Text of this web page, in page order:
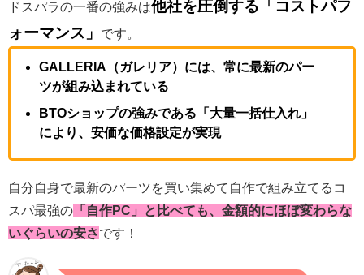
ドスパラの一番の強みは他社を圧倒する「コストパフ
ォーマンス」
です。
GALLERIA（ガレリア）には、常に最新のパー
ツが組み込まれている
BTOショップの強みである「大量一括仕入れ」
により、安価な価格設定が実現
自分自身で最新のパーツを買い集めて自作で組み立てるコ
スパ最強の 「自作PC」と比べても、金額的にほぼ変わらな
いぐらいの安さです！